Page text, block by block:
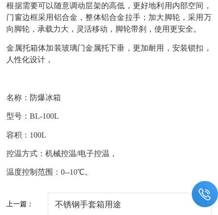
根据需要可以随意调动层架的高低，更好地利用内部空间 ，
门窗边框采用铝合金，整体铝合金拉手；加大脚轮，采用万
向脚轮，承载力大，灵活移动，脚轮带刹，使用更安全。
金属托箱体加装玻璃门金属托下垂，更加耐用，安装锁扣，
人性化设计，
名称：防爆冰箱
型号：BL-100L
容积：100L
控温方式：机械控温/电子控温，
温度控制范围 ：0--10℃。
上一篇： 不锈钢手套箱用途